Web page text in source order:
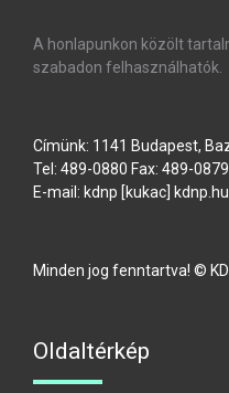
A honlapunkon közölt
szabadon felhasználhatók.
Címünk: 1141 Budapest,
Tel: 489-0880 Fax: 489-0879
E-mail: kdnp [kukac] kdnp hu
Minden jog fenntartva! ©
Oldaltérkép